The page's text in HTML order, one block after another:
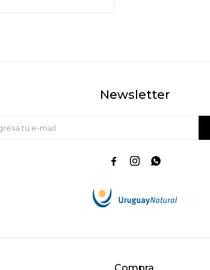
Compra
Newsletter
  